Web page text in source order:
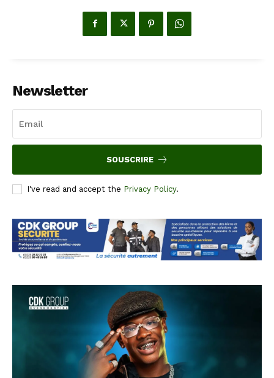
Newsletter
SOUSCRIRE
I've read and accept the Privacy Policy.